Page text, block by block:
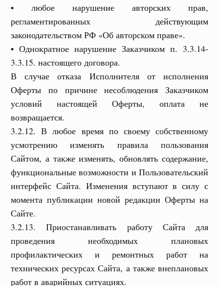
• любое нарушение авторских прав,
регламентированных действующим
законодательством РФ «Об авторском праве».
• Однократное нарушение Заказчиком п. 3.3.14-
3.3.15. настоящего договора.
В случае отказа Исполнителя от исполнения
Оферты по причине несоблюдения Заказчиком
условий настоящей Оферты, оплата не
возвращается.
3.2.12. В любое время по своему собственному
усмотрению изменять правила пользования
Сайтом, а также изменять, обновлять содержание,
функциональные возможности и Пользовательский
интерфейс Сайта. Изменения вступают в силу с
момента публикации новой редакции Оферты на
Сайте.
3.2.13. Приостанавливать работу Сайта для
проведения необходимых плановых
профилактических и ремонтных работ на
технических ресурсах Сайта, а также внеплановых
работ в аварийных ситуациях.